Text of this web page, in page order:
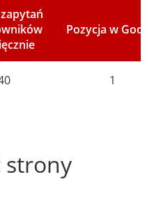
Pozycja w
1
strony